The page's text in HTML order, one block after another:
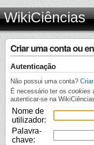
WikiCiências
Criar uma conta ou
Autenticação
Não possui uma conta?
É necessário ter os cookies
autenticar-se na
Nome de
utilizador:
Palavra-
chave: